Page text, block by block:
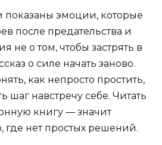
показаны эмоции, которые
после предательства и
не о том, чтобы застрять в
о силе начать заново.
как непросто простить,
шаг навстречу себе. Читать
книгу — значит
где нет простых решений.